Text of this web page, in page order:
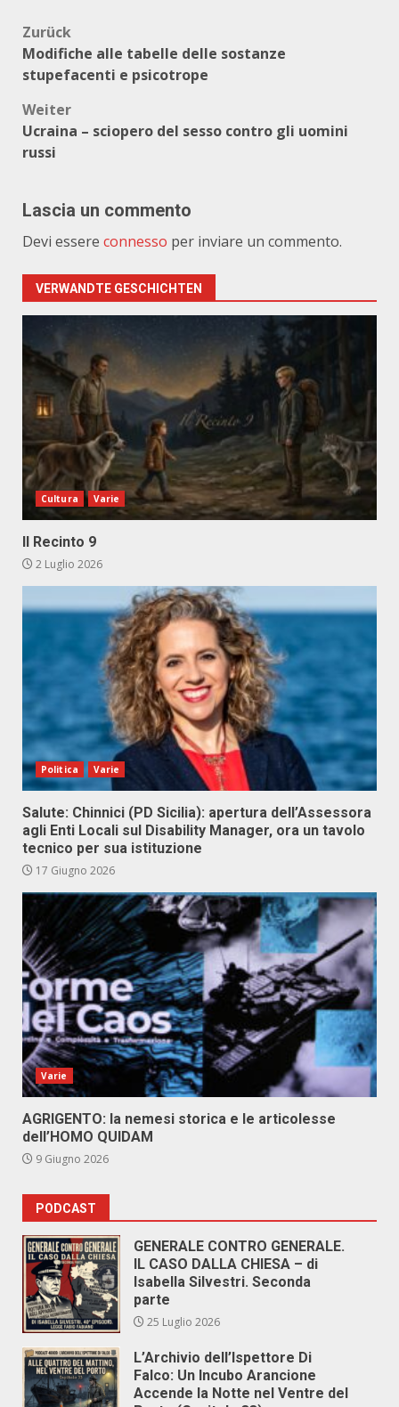
Beitragsnavigation
Zurück
Modifiche alle tabelle delle sostanze
stupefacenti e psicotrope
Weiter
Ucraina – sciopero del sesso contro gli uomini
russi
Lascia un commento
Devi essere connesso per inviare un commento.
VERWANDTE GESCHICHTEN
Cultura Varie
Il Recinto 9
2 Luglio 2026
Politica Varie
Salute: Chinnici (PD Sicilia): apertura dell’Assessora
agli Enti Locali sul Disability Manager, ora un tavolo
tecnico per sua istituzione
17 Giugno 2026
Varie
AGRIGENTO: la nemesi storica e le articolesse
dell’HOMO QUIDAM
9 Giugno 2026
PODCAST
GENERALE CONTRO GENERALE.
IL CASO DALLA CHIESA – di
Isabella Silvestri. Seconda
parte
25 Luglio 2026
L’Archivio dell’Ispettore Di
Falco: Un Incubo Arancione
Accende la Notte nel Ventre del